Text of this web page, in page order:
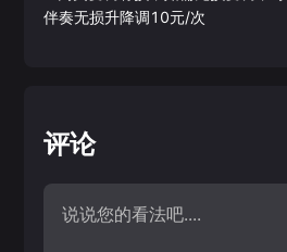
伴奏无损升降调10元/次
评论